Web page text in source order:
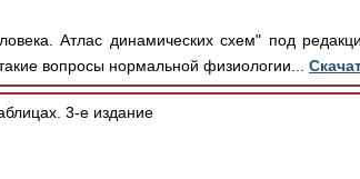
Атлас динамических схем" под
вопросы нормальной физиологии...
3-е издание